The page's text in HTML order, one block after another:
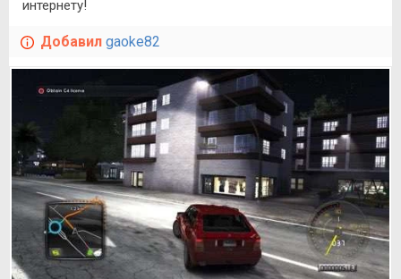
интернету!
Добавил gaoke82